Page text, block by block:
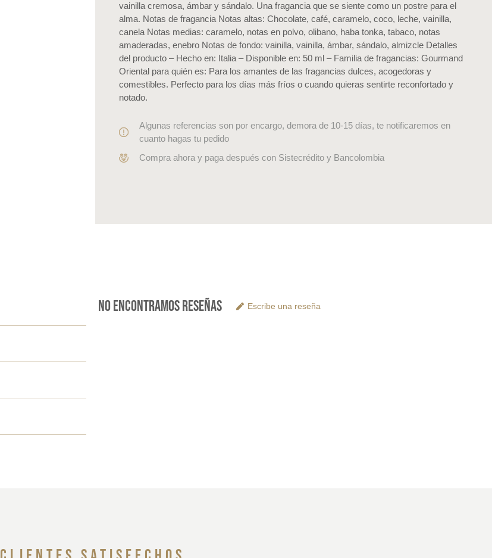
vainilla cremosa, ámbar y sándalo. Una fragancia que se siente como un postre para el
alma. Notas de fragancia Notas altas: Chocolate, café, caramelo, coco, leche, vainilla,
canela Notas medias: caramelo, notas en polvo, olibano, haba tonka, tabaco, notas
amaderadas, enebro Notas de fondo: vainilla, vainilla, ámbar, sándalo, almizcle Detalles
del producto – Hecho en: Italia – Disponible en: 50 ml – Familia de fragancias: Gourmand
Oriental para quién es: Para los amantes de las fragancias dulces, acogedoras y
comestibles. Perfecto para los días más fríos o cuando quieras sentirte reconfortado y
notado.
Algunas referencias son por encargo, demora de 10-15 días, te notificaremos en
cuanto hagas tu pedido
Compra ahora y paga después con Sistecrédito y Bancolombia
No encontramos reseñas Escribe una reseña